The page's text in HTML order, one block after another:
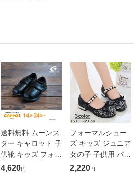
送料無料 ムーンス
ター キャロット 子
供靴 キッズ フォー
マル シューズ コイ
4,620円
フォーマルシュー
ズ キッズ ジュニア
女の子 子供用 パン
プス 靴 ストラップ
2,220円